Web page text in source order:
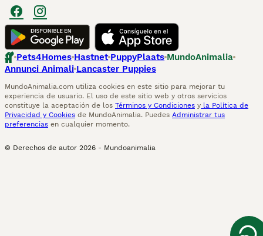
Pets4Homes Hastnet PuppyPlaats MundoAnimalia
Annunci Animali Lancaster Puppies
MundoAnimalia.com utiliza cookies en este sitio para mejorar tu
experiencia de usuario. El uso de este sitio web y otros servicios
constituye la aceptación de los Términos y Condiciones y la Política de
Privacidad y Cookies de MundoAnimalia. Puedes Administrar tus
preferencias en cualquier momento.
© Derechos de autor 2026 - Mundoanimalia